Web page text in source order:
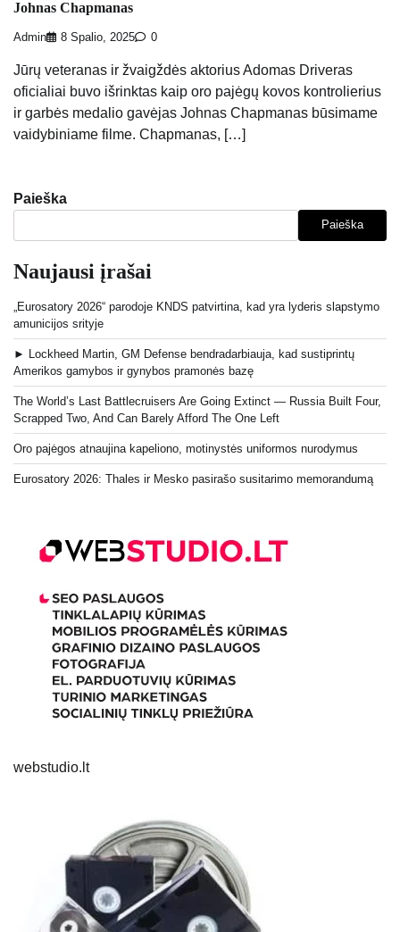
Johnas Chapmanas
Admin 8 Spalio, 2025 0
Jūrų veteranas ir žvaigždės aktorius Adomas Driveras
oficialiai buvo išrinktas kaip oro pajėgų kovos kontrolierius
ir garbės medalio gavėjas Johnas Chapmanas būsimame
vaidybiniame filme. Chapmanas, […]
Paieška
Paieška
Naujausi įrašai
„Eurosatory 2026“ parodoje KNDS patvirtina, kad yra lyderis slapstymo
amunicijos srityje
► Lockheed Martin, GM Defense bendradarbiauja, kad sustiprintų
Amerikos gamybos ir gynybos pramonės bazę
The World’s Last Battlecruisers Are Going Extinct — Russia Built Four,
Scrapped Two, And Can Barely Afford The One Left
Oro pajėgos atnaujina kapeliono, motinystės uniformos nurodymus
Eurosatory 2026: Thales ir Mesko pasirašo susitarimo memorandumą
webstudio.lt